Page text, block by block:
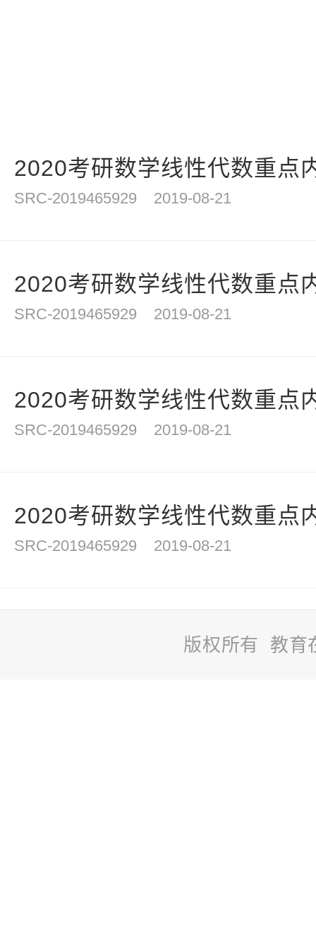
2020考研数学线性代数重点
SRC-2019465929 2019-08-21
2020考研数学线性代数重点
SRC-2019465929 2019-08-21
2020考研数学线性代数重点
SRC-2019465929 2019-08-21
2020考研数学线性代数重点
SRC-2019465929 2019-08-21
版权所有 教育